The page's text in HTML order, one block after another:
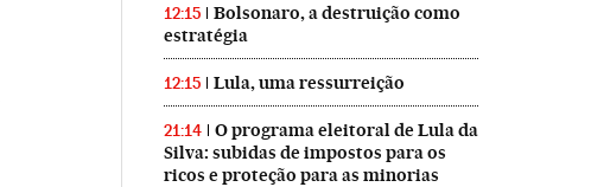
12:15
Bolsonaro, a destruição como
estratégia
12:15 Lula, uma ressurreição
21:14
O programa eleitoral de Lula da
Silva: subidas de impostos para os
ricos e proteção para as minorias